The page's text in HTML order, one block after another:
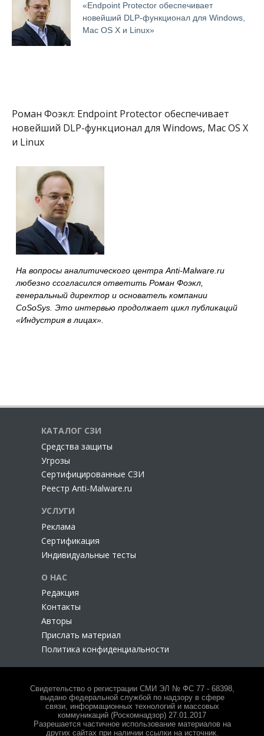
«Endpoint Protector обеспечивает
новейший DLP-функционал для Windows,
Mac OS X и Linux»
Роман Фоэкл: Endpoint Protector обеспечивает
новейший DLP-функционал для Windows, Mac OS X
и Linux
На вопросы аналитического центра Anti-Malware ru
любезно ссогласился ответить Роман Фоэкл,
генеральный директор и основатель компании
CoSoSys. Это интервью продолжает цикл публикаций
«Индустрия в лицах».
КАТАЛОГ СЗИ
Cредства защиты
Угрозы
Сертифицированные СЗИ
Реестр Anti-Malware.ru
УСЛУГИ
Реклама
Сертификация
Индивидуальные тесты
О НАС
Редакция
Контакты
Авторы
Прислать материал
Политика конфиденциальности
Свидетельство о регистрации СМИ ЭЛ № ФС 77 - 68398,
выдано федеральной службой по надзору в сфере
связи, информационных технологий и массовых
коммуникаций (Роскомнадзор) 27.01.2017
Разрешается частичное использование материалов на
других сайтах при наличии ссылки на источник.